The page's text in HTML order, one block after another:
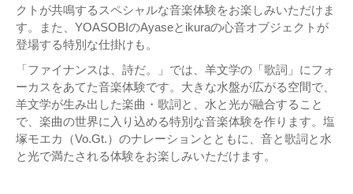
クトが共鳴するスペシャルな音楽体験をお楽しみいただけま
す。また、YOASOBIのAyaseとikuraの心音オブジェクトが
登場する特別な仕掛けも。
「ファイナンスは、詩だ。」では、羊文学の「歌詞」にフォ
ーカスをあてた音楽体験です。大きな水盤が広がる空間で、
羊文学が生み出した楽曲・歌詞と、水と光が融合すること
で、楽曲の世界に入り込める特別な音楽体験を作ります。塩
塚モエカ（Vo.Gt.）のナレーションとともに、音と歌詞と水
と光で満たされる体験をお楽しみいただけます。